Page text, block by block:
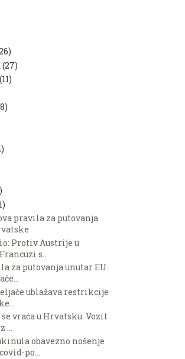
(27)
(11)
pravila za putovanja
Protiv Austrije u
s...
za putovanja unutar EU:
ublažava restrikcije
vraća u Hrvatsku. Vozit
...
obavezno nošenje
po...